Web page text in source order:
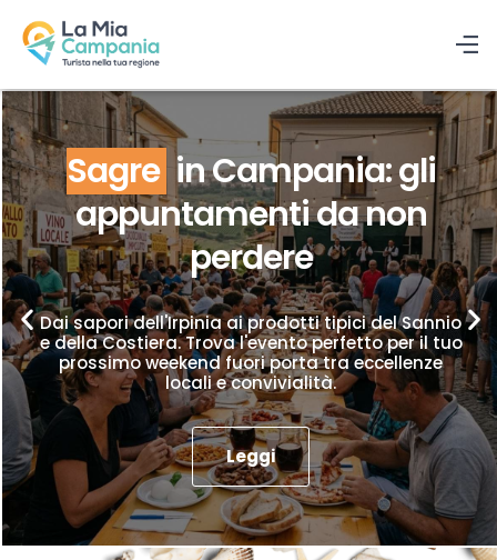
Sagre in Campania: gli
appuntamenti da non
perdere
Dai sapori dell'Irpinia ai prodotti tipici del Sannio
e della Costiera. Trova l'evento perfetto per il tuo
prossimo weekend fuori porta tra eccellenze
locali e convivialità.
Leggi